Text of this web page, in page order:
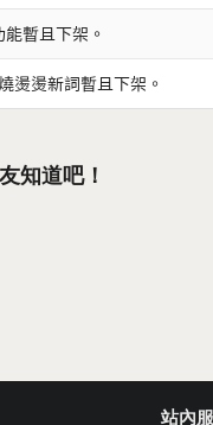
暫且下架。
燙燙新詞暫且下架。
知道吧！
站內